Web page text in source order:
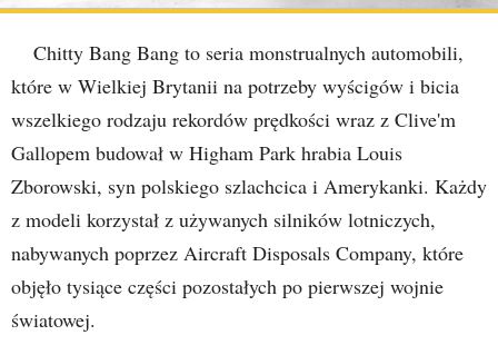
Chitty Bang Bang to seria monstrualnych automobili,
które w Wielkiej Brytanii na potrzeby wyścigów i bicia
wszelkiego rodzaju rekordów prędkości wraz z Clive'm
Gallopem budował w Higham Park hrabia Louis
Zborowski, syn polskiego szlachcica i Amerykanki. Każdy
z modeli korzystał z używanych silników lotniczych,
nabywanych poprzez Aircraft Disposals Company, które
objęło tysiące części pozostałych po pierwszej wojnie
światowej.